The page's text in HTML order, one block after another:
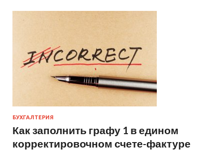
БУХГАЛТЕРИЯ
Как заполнить графу 1 в едином
корректировочном счете-фактуре